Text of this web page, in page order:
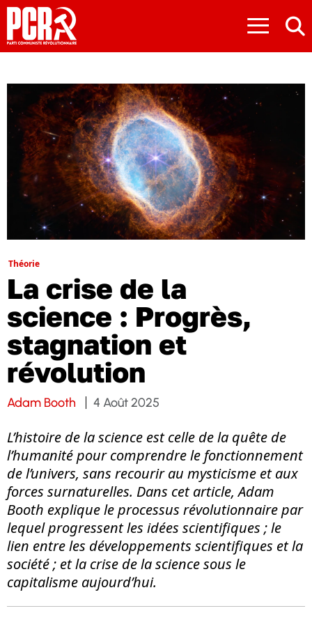
≡
Théorie
La crise de la
science : Progrès,
stagnation et
révolution
Adam Booth 4 Août 2025
L’histoire de la science est celle de la quête de
l’humanité pour comprendre le fonctionnement
de l’univers, sans recourir au mysticisme et aux
forces surnaturelles. Dans cet article,Adam
Booth explique le processus révolutionnaire par
lequel progressent les idées scientifiques ; le
lien entre les développements scientifiques et la
société ; et la crise de la science sous le
capitalisme aujourd’hui.